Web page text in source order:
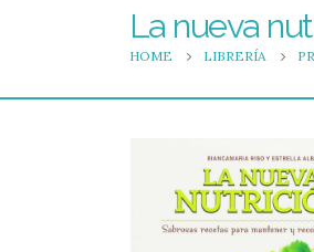
La nueva
HOME LIBRERÍA